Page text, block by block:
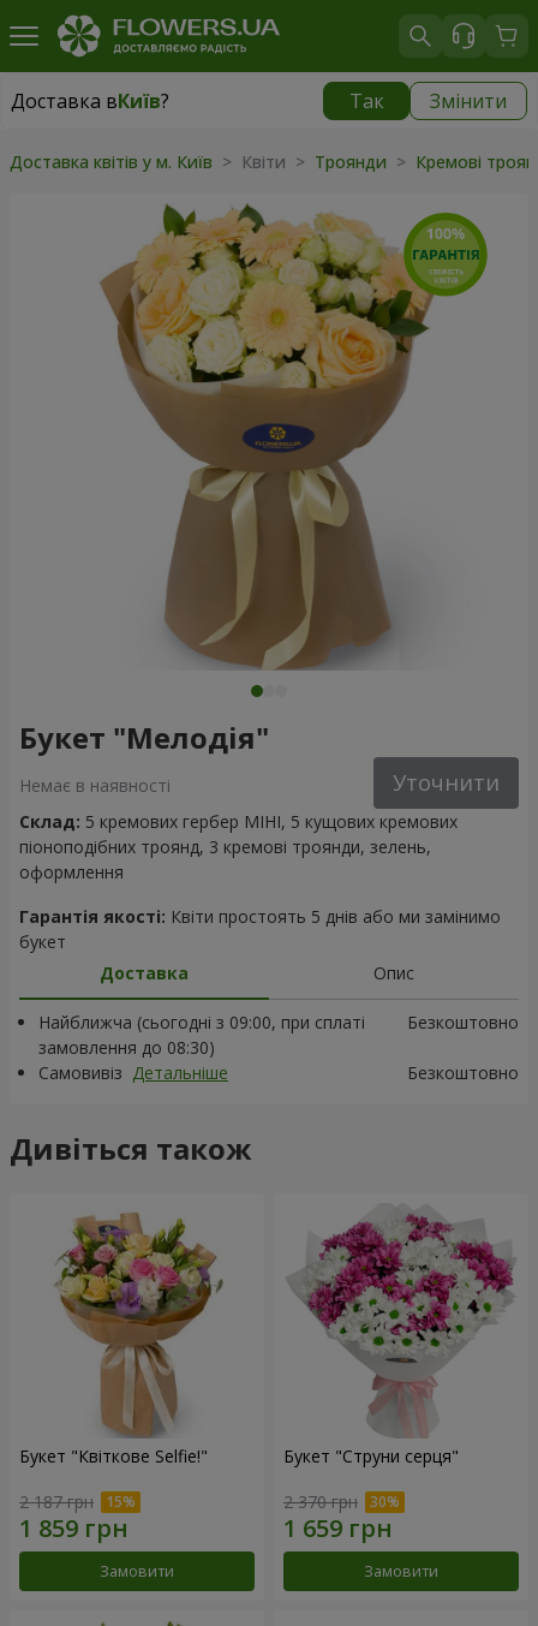
Доставка вКиїв? Так Змінити
Доставка вКиїв
Доставка квітів у м. Київ > Квіти > Троянди > Кремові
Букет "Мелодія"
Немає в наявності Уточнити
Склад: 5 кремових гербер МІНІ, 5 кущових кремових
піоноподібних троянд, 3 кремові троянди, зелень,
оформлення
Гарантія якості: Квіти простоять 5 днів або ми замінимо
букет
Доставка
Опис
Найближча (сьогодні з 09:00, при сплаті
замовлення до 08:30)
Безкоштовно
Самовивіз Детальніше Безкоштовно
Дивіться також
Букет "Квіткове Selfie!"
2 187 грн
Замовити
Букет "Струни серця"
2 370 грн
Замовити